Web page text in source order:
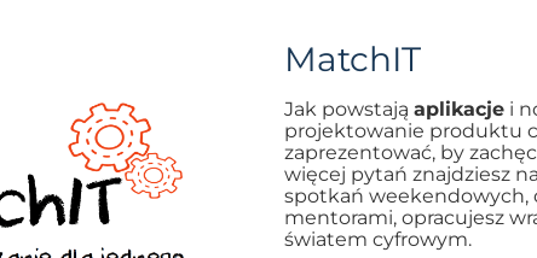
MatchIT
Jak powstają aplikacjei
projektowanie produktu
zaprezentować, by
więcej pytań znajdziesz
spotkań
mentorami, opracujesz
światem cyfrowym.